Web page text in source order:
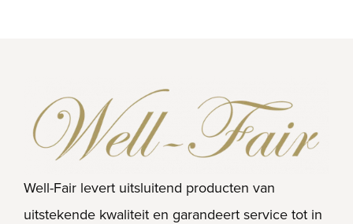
Well-Fair levert uitsluitend producten van
uitstekende kwaliteit en garandeert service tot in